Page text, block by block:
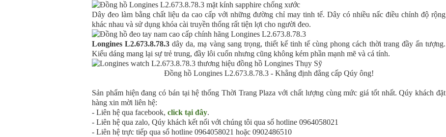
Dây đeo làm bằng chất liệu da cao cấp với những đường chỉ may tinh tế. Dây có nhiều nấc điều chỉnh độ rộng
khác nhau và sử dụng khóa cài truyền thống rất tiện lợi cho người đeo.
Longines L2.673.8.78.3 dây da, mạ vàng sang trọng, thiết kế tinh tế cùng phong cách thời trang đầy ấn tượng.
Kiểu dáng mang lại sự trẻ trung, đầy lôi cuốn nhưng cũng không kém phần mạnh mẽ và cá tính.
Đồng hồ Longines L2.673.8.78.3 - Khẳng định đẳng cấp Qúy ông!
Sản phẩm hiện đang có bán tại hệ thống Thời Trang Plaza với chất lượng cùng mức giá tốt nhất. Qúy khách đặt
hàng xin mời liên hệ:
- Liên hệ qua facebook, click tại đây.
- Liên hệ qua zalo, Qúy khách kết nối với chúng tôi qua số hotline 0964058021
- Liên hệ trực tiếp qua số hotline 0964058021 hoặc 0902486510